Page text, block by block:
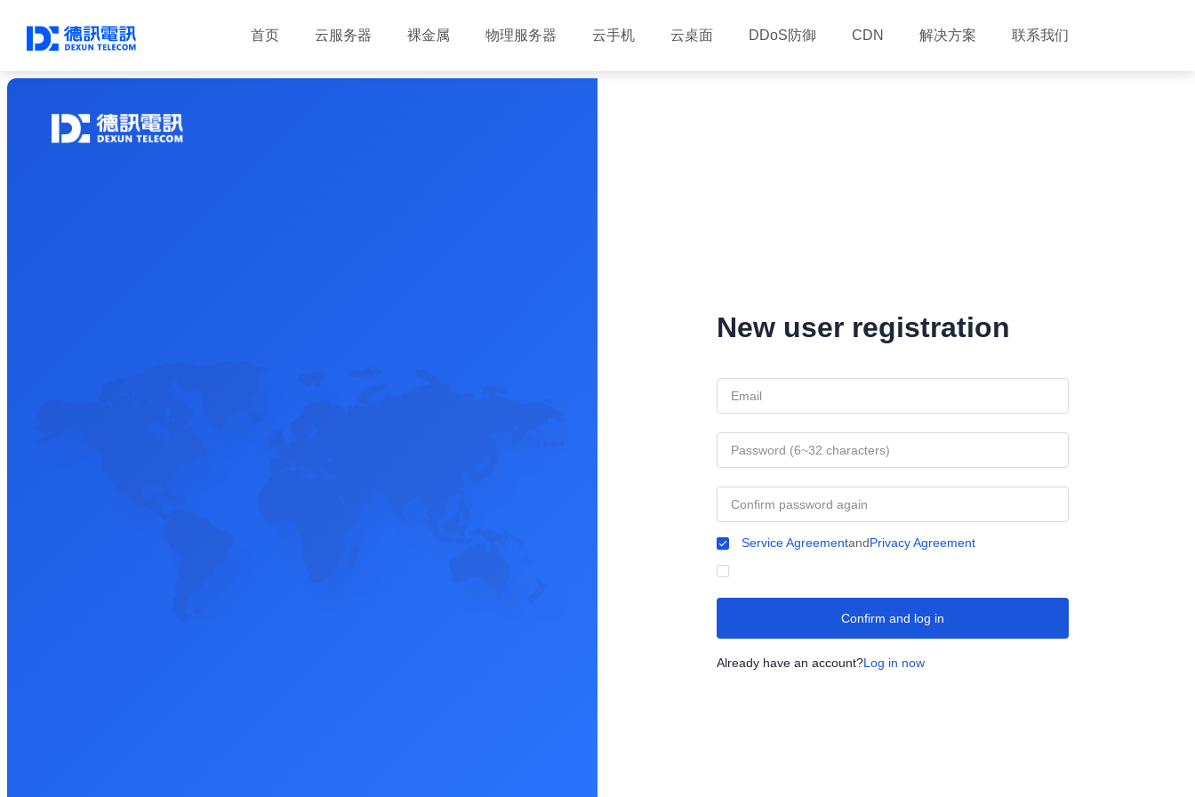
首页 云服务器 裸金属 物理服务器 云手机 云桌面 DDoS防御 CDN 解决方案 联系我们
New user registration
Service AgreementandPrivacy Agreement
Confirm and log in
Already have an account?Log in now